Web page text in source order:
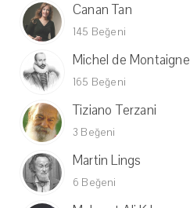
Canan Tan
145 Beğeni
Michel de Montaigne
165 Beğeni
Tiziano Terzani
3 Beğeni
Martin Lings
6 Beğeni